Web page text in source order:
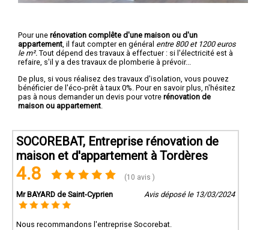
Pour une rénovation complête d'une maison ou d'un
appartement , il faut compter en général entre 800 et 1200 euros
le m². Tout dépend des travaux à effectuer : si l'électricité est à
refaire, s'il y a des travaux de plomberie à prévoir...
De plus, si vous réalisez des travaux d'isolation, vous pouvez
bénéficier de l'éco-prêt à taux 0%. Pour en savoir plus, n'hésitez
pas à nous demander un devis pour votre rénovation de
maison ou appartement
SOCOREBAT, Entreprise rénovation de
maison et d'appartement à Tordères
4.8 (10 avis )
Mr BAYARD de Saint-Cyprien Avis déposé le 13/03/2024
Nous recommandons l'entreprise Socorebat.